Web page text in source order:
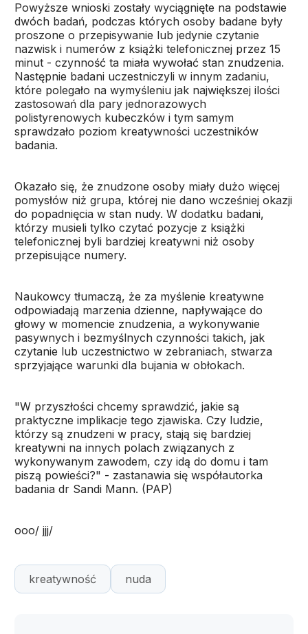
Powyższe wnioski zostały wyciągnięte na podstawie
dwóch badań, podczas których osoby badane były
proszone o przepisywanie lub jedynie czytanie
nazwisk i numerów z książki telefonicznej przez 15
minut - czynność ta miała wywołać stan znudzenia.
Następnie badani uczestniczyli w innym zadaniu,
które polegało na wymyśleniu jak największej ilości
zastosowań dla pary jednorazowych
polistyrenowych kubeczków i tym samym
sprawdzało poziom kreatywności uczestników
badania.
Okazało się, że znudzone osoby miały dużo więcej
pomysłów niż grupa, której nie dano wcześniej okazji
do popadnięcia w stan nudy. W dodatku badani,
którzy musieli tylko czytać pozycje z książki
telefonicznej byli bardziej kreatywni niż osoby
przepisujące numery.
Naukowcy tłumaczą, że za myślenie kreatywne
odpowiadają marzenia dzienne, napływające do
głowy w momencie znudzenia, a wykonywanie
pasywnych i bezmyślnych czynności takich, jak
czytanie lub uczestnictwo w zebraniach, stwarza
sprzyjające warunki dla bujania w obłokach.
"W przyszłości chcemy sprawdzić, jakie są
praktyczne implikacje tego zjawiska. Czy ludzie,
którzy są znudzeni w pracy, stają się bardziej
kreatywni na innych polach związanych z
wykonywanym zawodem, czy idą do domu i tam
piszą powieści?" - zastanawia się współautorka
badania dr Sandi Mann. (PAP)
ooo/ jjj/
kreatywność nuda